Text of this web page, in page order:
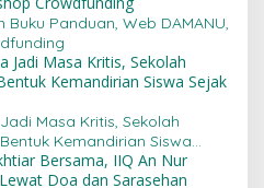
Buku Panduan, Web DAMANU,
Masa Kritis, Sekolah
Kemandirian Siswa